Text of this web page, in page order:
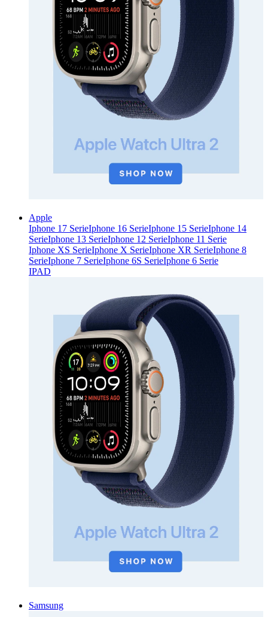
Apple
Iphone 17 SerieIphone 16 SerieIphone 15 SerieIphone 14
SerieIphone 13 SerieIphone 12 SerieIphone 11 Serie
Iphone XS SerieIphone X SerieIphone XR SerieIphone 8
SerieIphone 7 SerieIphone 6S SerieIphone 6 Serie
IPAD
Samsung